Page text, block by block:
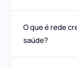
O que é rede
saúde?